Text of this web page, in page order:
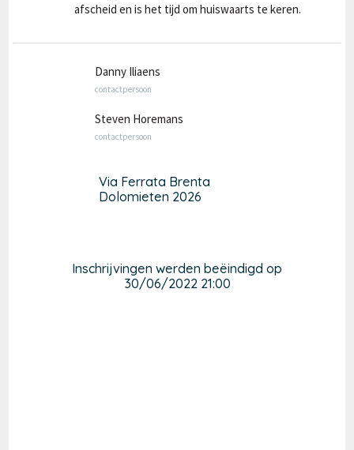
afscheid en is het tijd om huiswaarts te keren.
Danny Iliaens
contactpersoon
Steven Horemans
contactpersoon